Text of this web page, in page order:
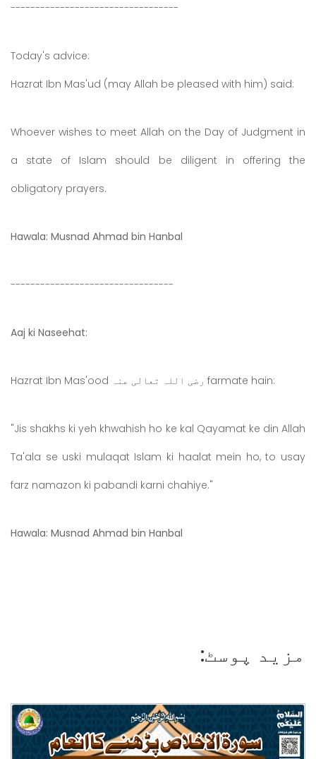
----------------------------------
Today's advice:
Hazrat Ibn Mas'ud (may Allah be pleased with him) said:
Whoever wishes to meet Allah on the Day of Judgment in
a state of Islam should be diligent in offering the
obligatory prayers.
Hawala: Musnad Ahmad bin Hanbal
---------------------------------
Aaj ki Naseehat:
Hazrat Ibn Mas'ood رضی اللہ تعالی عنہ farmate hain:
"Jis shakhs ki yeh khwahish ho ke kal Qayamat ke din Allah
Ta'ala se uski mulaqat Islam ki haalat mein ho, to usay
farz namazon ki pabandi karni chahiye."
Hawala: Musnad Ahmad bin Hanbal
مزید پوسٹ: